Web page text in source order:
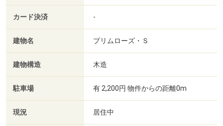
カード決済 -
建物名 プリムローズ・Ｓ
建物構造 木造
駐車場 有 2,200円 物件からの距離0m
現況 居住中